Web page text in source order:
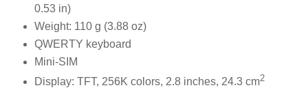
0.53 in)
Weight: 110 g (3.88 oz)
QWERTY keyboard
Mini-SIM
Display: TFT, 256K colors, 2.8 inches, 24.3 cm2